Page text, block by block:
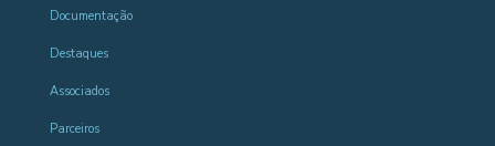
Documentação
Destaques
Associados
Parceiros